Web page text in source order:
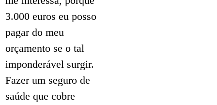
3.000 euros eu posso
pagar do meu
orçamento se o tal
imponderável surgir.
Fazer um seguro de
saúde que cobre